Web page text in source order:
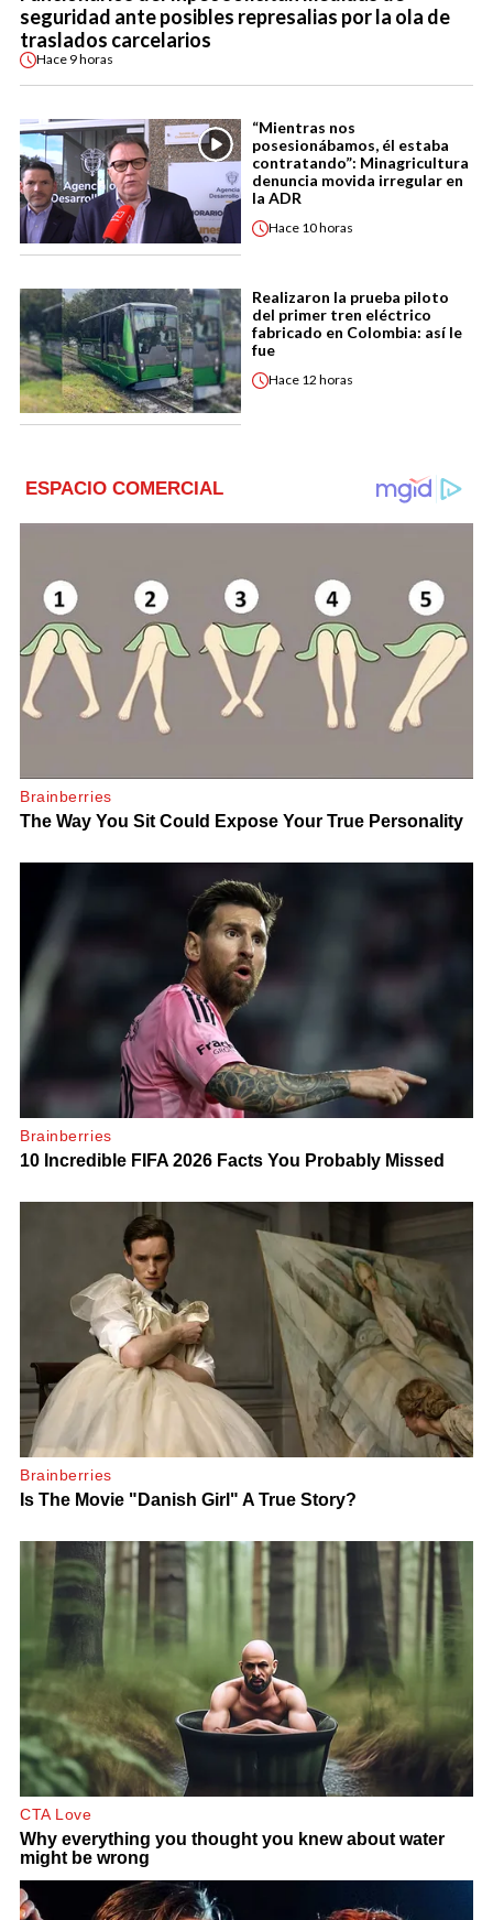
seguridad ante posibles represalias por la ola de
traslados carcelarios
Hace 9 horas
“Mientras nos
posesionábamos, él estaba
contratando”: Minagricultura
denuncia movida irregular en
la ADR
Hace 10 horas
Realizaron la prueba piloto
del primer tren eléctrico
fabricado en Colombia: así le
fue
Hace 12 horas